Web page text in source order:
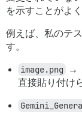
を示すことがよ
例えば、私のテ
す。
image.png
→
直接貼り付け